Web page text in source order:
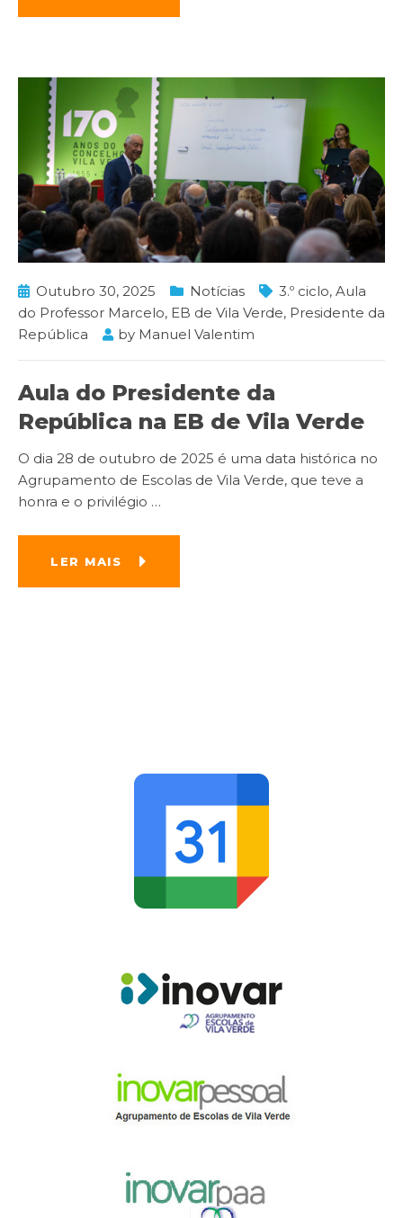
Outubro 30, 2025 Notícias 3.º ciclo, Aula
do Professor Marcelo, EB de Vila Verde, Presidente da
República
by Manuel Valentim
Aula do Presidente da
República na EB de Vila Verde
O dia 28 de outubro de 2025 é uma data histórica no
Agrupamento de Escolas de Vila Verde, que teve a
honra e o privilégio …
LER MAIS